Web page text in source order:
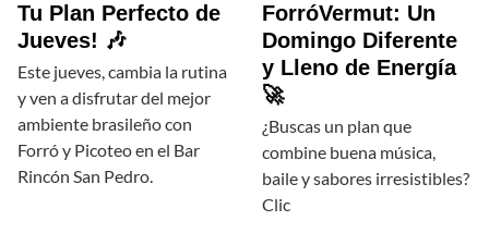
Tu Plan Perfecto de
Jueves! 🎶
Este jueves, cambia la rutina
y ven a disfrutar del mejor
ambiente brasileño con
Forró y Picoteo en el Bar
Rincón San Pedro.
ForróVermut: Un
Domingo Diferente
y Lleno de Energía
🚀
¿Buscas un plan que
combine buena música,
baile y sabores irresistibles?
Clic